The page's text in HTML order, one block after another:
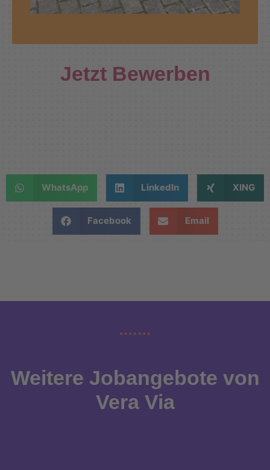
Jetzt Bewerben
WhatsApp LinkedIn XING
Facebook Email
Weitere Jobangebote von
Vera Via